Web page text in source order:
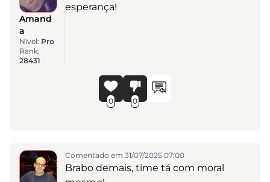
Amand
a
Nível: Pro
Rank:
28431
esperança!
0 0
Comentado em 31/07/2025 07:00
Brabo demais, time tá com moral